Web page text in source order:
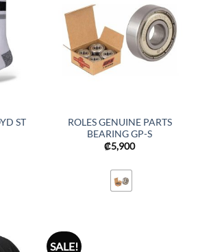
ST
ROLES GENUINE PARTS
BEARING GP-S
₡5,900
SALE!